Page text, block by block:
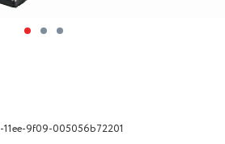
9f09-005056b72201